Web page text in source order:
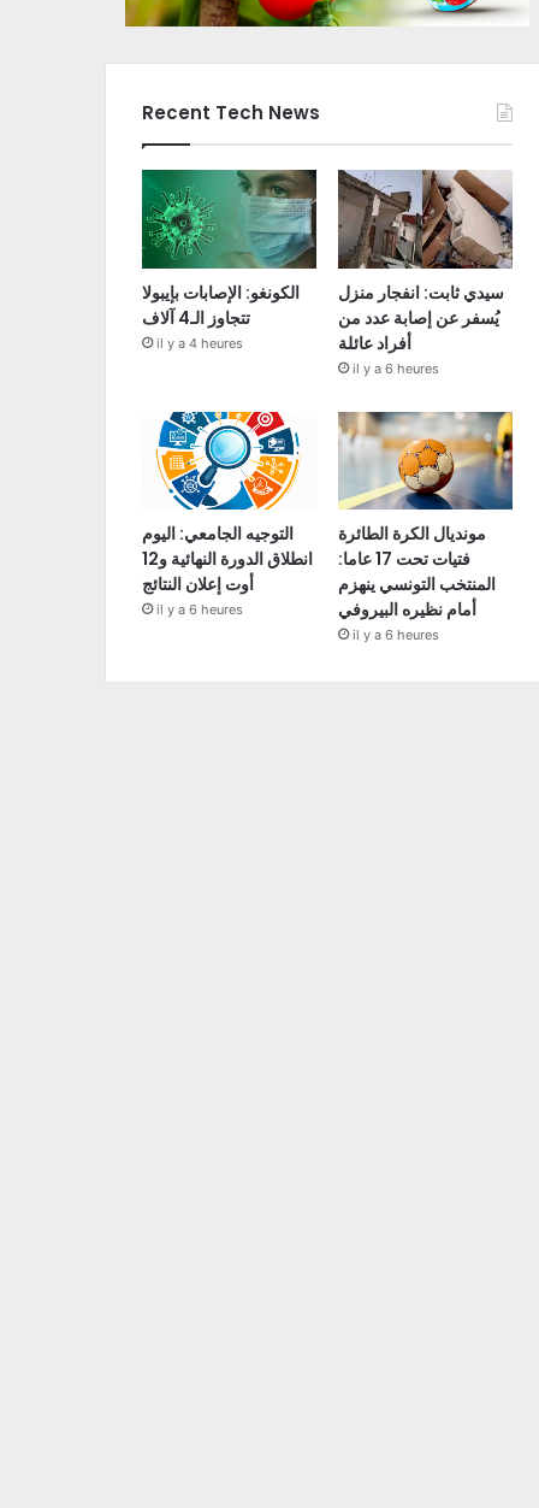
Recent Tech News
الكونغو: الإصابات بإيبولا
تتجاوز الـ4 آلاف
il y a 4 heures
سيدي ثابت: انفجار منزل
يُسفر عن إصابة عدد من
أفراد عائلة
il y a 6 heures
التوجيه الجامعي: اليوم
انطلاق الدورة النهائية و12
أوت إعلان النتائج
il y a 6 heures
مونديال الكرة الطائرة
فتيات تحت 17 عاما:
المنتخب التونسي ينهزم
أمام نظيره البيروفي
il y a 6 heures